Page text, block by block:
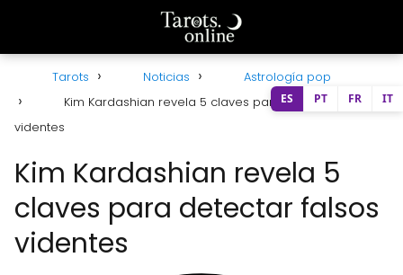
Tarots Noticias
Astrología pop
Kim Kardashian revela 5 claves para detectar falsos
videntes
Kim Kardashian revela 5
claves para detectar falsos
videntes
ES PT FR IT